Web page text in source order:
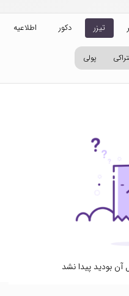
تیزر دکور اطلاعیه
پولی
آن بودید پیدا نشد